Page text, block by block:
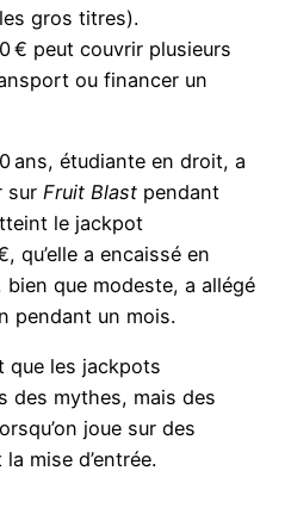
gros titres).
€ peut couvrir plusieurs
ou financer un
ans, étudiante en droit, a
sur Fruit Blast pendant
le jackpot
qu’elle a encaissé en
que modeste, a allégé
pendant un mois.
que les jackpots
des mythes, mais des
joue sur des
mise d’entrée.